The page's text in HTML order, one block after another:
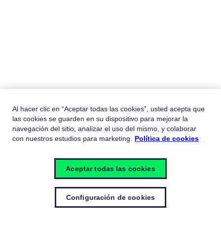
Al hacer clic en “Aceptar todas las cookies”, usted acepta que
las cookies se guarden en su dispositivo para mejorar la
navegación del sitio, analizar el uso del mismo, y colaborar
con nuestros estudios para marketing.
Política de cookies
Configuración de cookies
Aceptar todas las cookies